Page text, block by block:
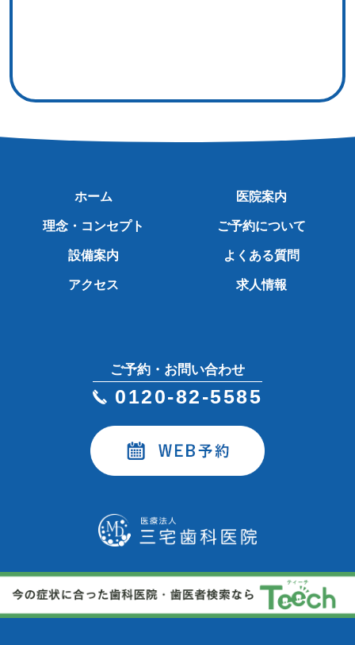
ホーム 医院案内
理念・コンセプト ご予約について
設備案内 よくある質問
アクセス 求人情報
ご予約・お問い合わせ
0120-82-5585